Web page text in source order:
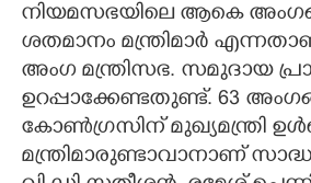
നിയമസഭയിലെ ആകെ
ശതമാനം മന്ത്രിമാർ എന്നതാണ്
അംഗ മന്ത്രിസഭ. സമുദായ
ഉറപ്പാക്കേണ്ടതുണ്ട്. 63
കോൺഗ്രസിന് മുഖ്യമന്ത്രി
മന്ത്രിമാരുണ്ടാവാനാണ്